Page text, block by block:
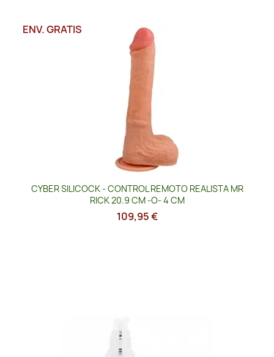
CYBER SILICOCK - CONTROL REMOTO REALISTA MR
RICK 20.9 CM -O- 4 CM
109,95 €
ENV. GRATIS